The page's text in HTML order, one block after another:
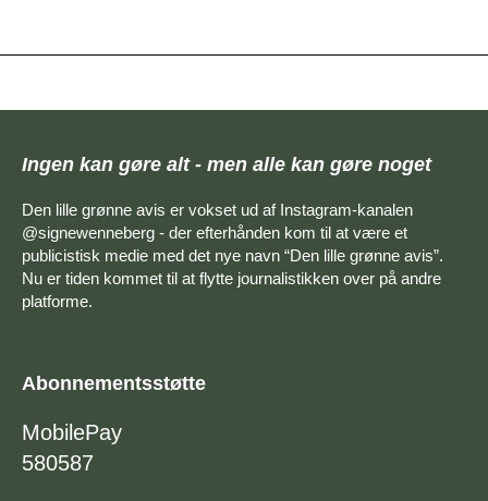
Ingen kan gøre alt - men alle kan gøre noget
Den lille grønne avis er vokset ud af Instagram-kanalen
@signewenneberg - der efterhånden kom til at være et
publicistisk medie med det nye navn “Den lille grønne avis”.
Nu er tiden kommet til at flytte journalistikken over på andre
platforme.
Abonnementsstøtte
MobilePay
580587